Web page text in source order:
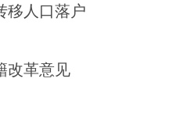
移人口落户
改革意见